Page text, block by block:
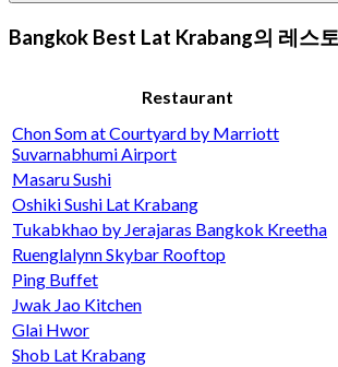
Bangkok Best Lat Krabang의 레스
Restaurant
Chon Som at Courtyard by Marriott
Suvarnabhumi Airport
Masaru Sushi
Oshiki Sushi Lat Krabang
Tukabkhao by Jerajaras Bangkok Kreetha
Ruenglalynn Skybar Rooftop
Ping Buffet
Jwak Jao Kitchen
Glai Hwor
Shob Lat Krabang